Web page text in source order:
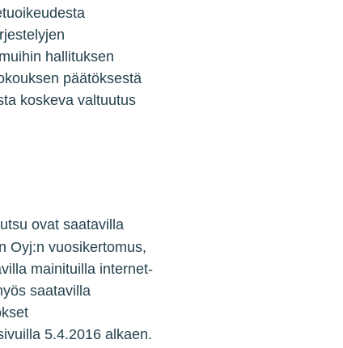
hallituksen
päätöksestä
koskeva valtuutus
ovat saatavilla
Oyj:n vuosikertomus,
mainituilla internet-
saatavilla
5.4.2016 alkaen.